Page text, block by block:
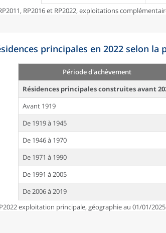
RP2016 et RP2022, exploitations
principales en 2022 selon
Période d'achèvement
Résidences principales construites avant
Avant 1919
De 1919 à 1945
De 1946 à 1970
De 1971 à 1990
De 1991 à 2005
De 2006 à 2019
exploitation principale, géographie au 01/01/